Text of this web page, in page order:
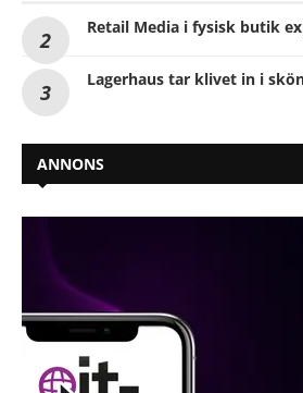
Retail Media i fysisk butik
Lagerhaus tar klivet in i
ANNONS